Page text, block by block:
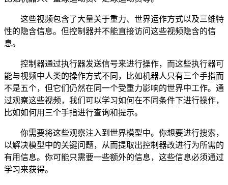
这些视频包含了大量关于重力、世界运作方式以及三维特
性的隐含信息。但控制器并不能直接访问这些视频隐含的信
息。
控制器通过执行器发送信号来进行操作，而这些执行器可
能与视频中人类的操作方式不同，比如机器人只有三个手指而
不是五个，但它们仍然在同一个受重力影响的世界中工作。通
过观察这些视频，我们可以学习如何在不同条件下进行操作，
比如如何用三个手指进行查询和提示。
你需要将这些观察注入到世界模型中。你想要进行搜索，
以解决模型中的关键问题，从而提取出控制器改进行为所需的
有用信息。你可能只需要一些额外的信息，这些信息必须通过
学习来获得。